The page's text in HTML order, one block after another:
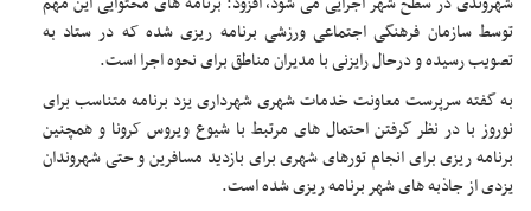
توسط سازمان فرهنگی اجتماعی ورزشی برنامه ریزی شده که در ستاد به
تصویب رسیده و درحال رایزنی با مدیران مناطق برای نحوه اجرا است.
به گفته سرپرست معاونت خدمات شهری شهرداری یزد برنامه متناسب برای
نوروز با در نظر گرفتن احتمال های مرتبط با شیوع ویروس کرونا و همچنین
برنامه ریزی برای انجام تورهای شهری برای بازدید مسافرین و حتی شهروندان
یزدی از جاذبه های شهر برنامه ریزی شده است.